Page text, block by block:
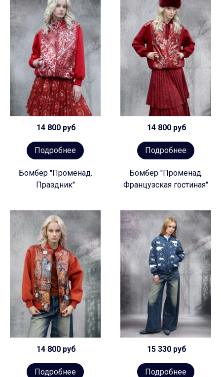
14 800 руб
Подробнее
Бомбер "Променад.
Праздник"
14 800 руб
Подробнее
Бомбер "Променад.
Французская гостиная"
14 800 руб
Подробнее
15 330 руб
Подробнее